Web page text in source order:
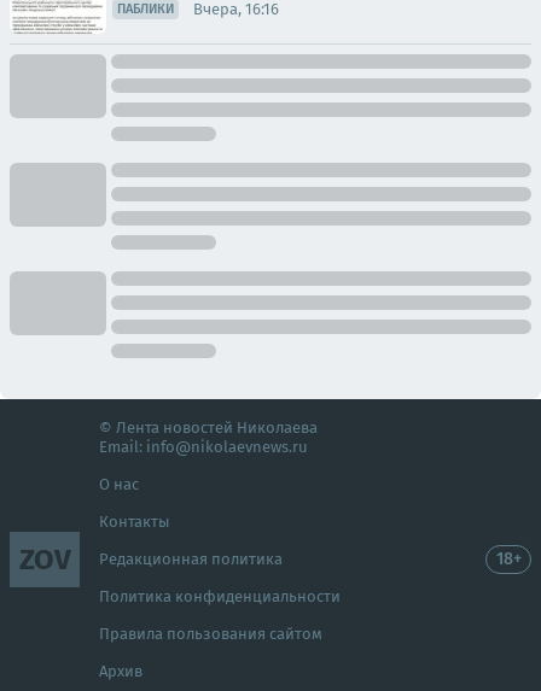
ПАБЛИКИ Вчера, 16:16
ZOV
© Лента новостей Николаева
Email: info@nikolaevnews.ru
О нас
Контакты
Редакционная политика
Политика конфиденциальности
Правила пользования сайтом
Архив
18+